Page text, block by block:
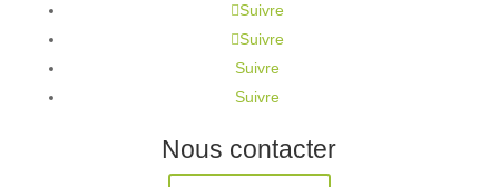
Suivre
Suivre
Suivre
Suivre
Nous contacter